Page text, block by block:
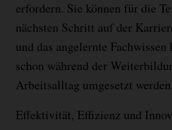
erfordern. Sie können für die
nächsten Schritt auf der
und das angelernte Fachwissen
schon während der
Arbeitsalltag umgesetzt werden.
Effektivität, Effizienz und